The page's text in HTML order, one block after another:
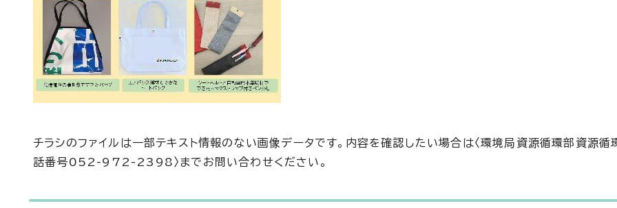
チラシのファイルは一部テキスト情報のない画像データです。内容を確認したい場合は〈環境局資源循環部資源
話番号052-972-2398〉までお問い合わせください。